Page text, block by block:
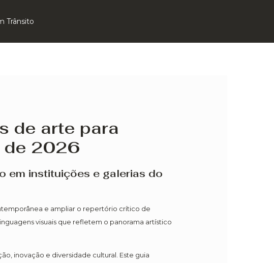
Trânsito
de arte para
de 2026
em instituições e galerias do
e ampliar o repertório crítico de
visuais que refletem o panorama artístico
inovação e diversidade cultural. Este guia